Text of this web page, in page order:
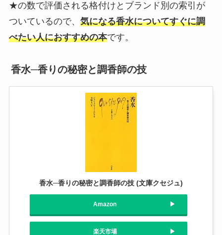
★の数で評価される格付けとブランド別の索引が
ついているので、 気になる香水についてすぐに調
べたい人におすすめの本です。
香水─香りの秘密と調香師の技
香水─香りの秘密と調香師の技 (文庫クセジュ)
Amazon
楽天市場